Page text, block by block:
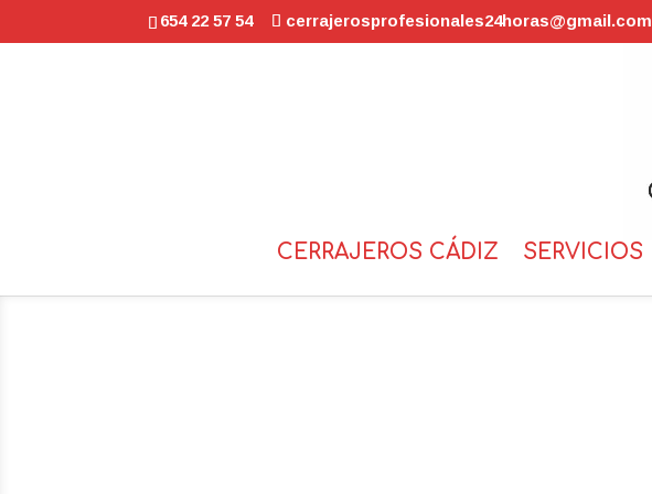
654 22 57 54 cerrajerosprofesionales24horas@gmail.com
CERRAJEROS CÁDIZ SERVICIOS